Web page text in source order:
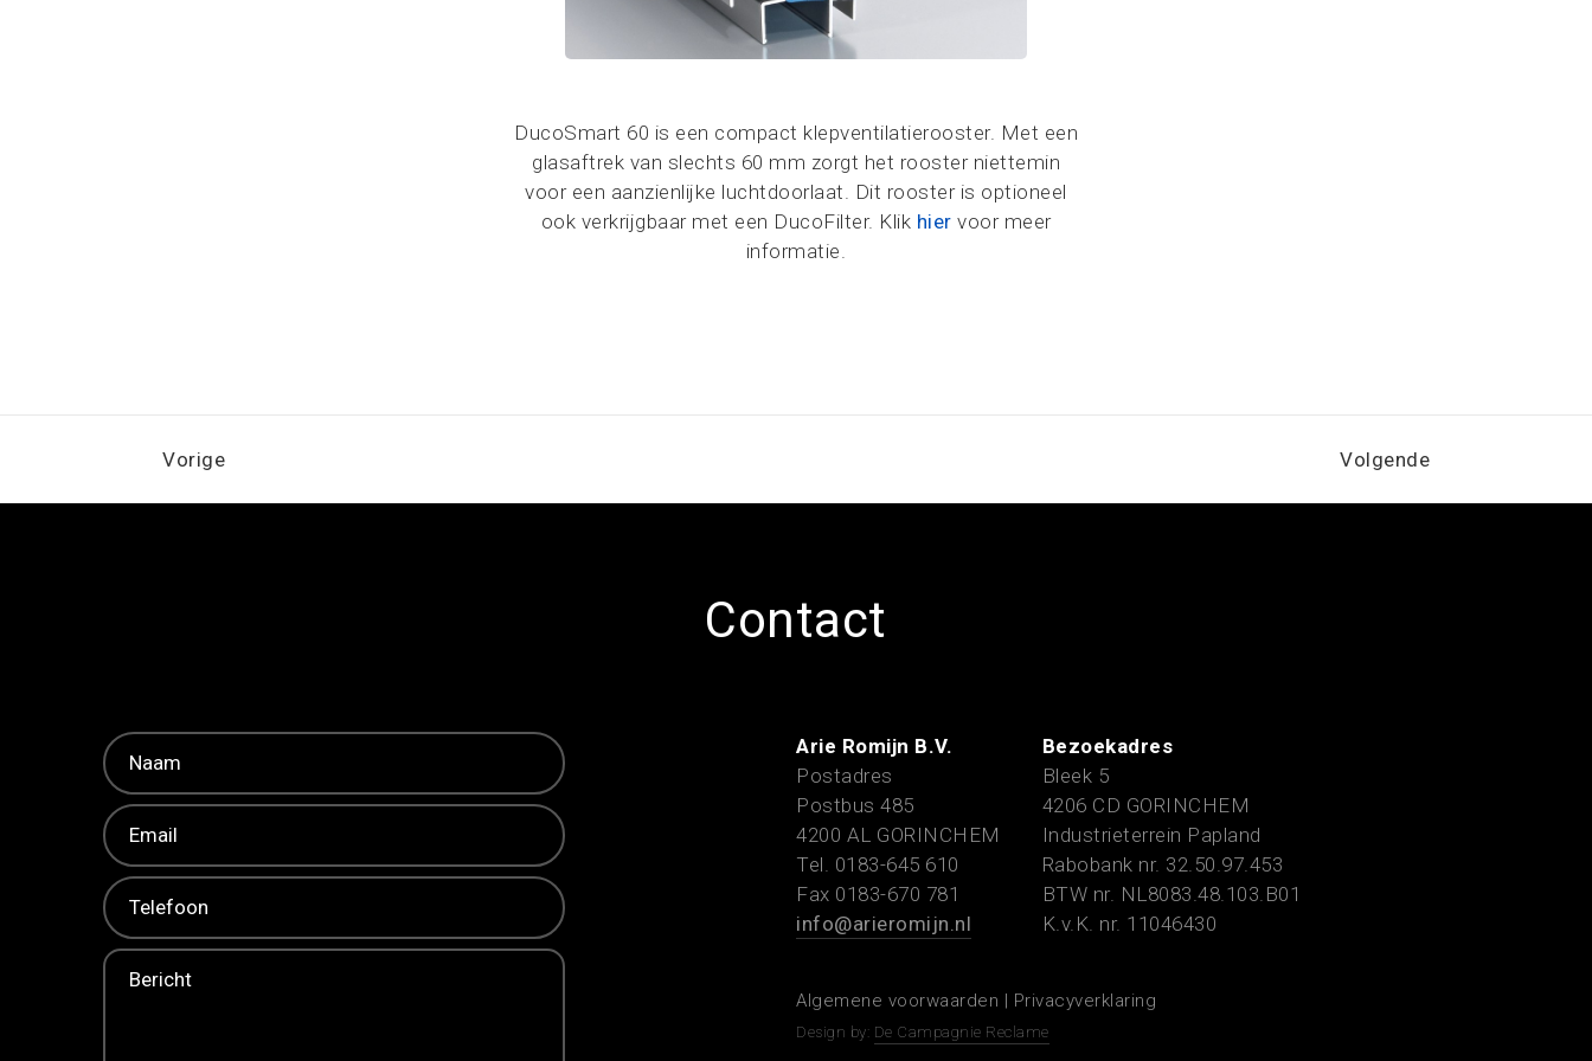
DucoSmart 60 is een compact klepventilatierooster. Met een
glasaftrek van slechts 60 mm zorgt het rooster niettemin
voor een aanzienlijke luchtdoorlaat. Dit rooster is optioneel
ook verkrijgbaar met een DucoFilter. Klik hier voor meer
informatie.
Vorige Volgende
Contact
Arie Romijn B.V.
Postadres
Postbus 485
4200 AL GORINCHEM
Tel. 0183-645 610
Fax 0183-670 781
info@arieromijn.nl
Bezoekadres
Bleek 5
4206 CD GORINCHEM
Industrieterrein Papland
Rabobank nr. 32.50.97.453
BTW nr. NL8083.48.103.B01
K.v.K. nr. 11046430
Algemene voorwaarden | Privacyverklaring
Design by: De Campagnie Reclame